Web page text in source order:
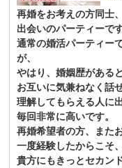
再婚をお考えの方同士
出会いのパーティーです
通常の婚活パーティー
が、
やはり、婚姻歴がある
お互いに気兼ねなく話
理解してもらえる人に
毎回非常に高いです。
再婚希望者の方、また
一度経験したからこそ
貴方にもきっとセカン